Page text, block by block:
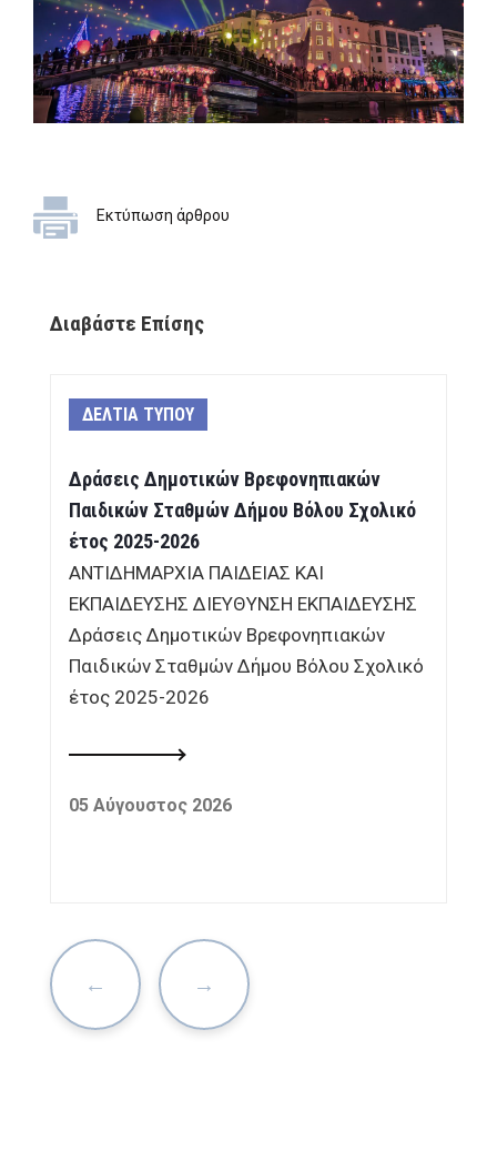
Εκτύπωση άρθρου
Διαβάστε Επίσης
ΔΕΛΤΙΑ ΤΥΠΟΥ
Δράσεις Δημοτικών Βρεφονηπιακών
Παιδικών Σταθμών Δήμου Βόλου Σχολικό
έτος 2025-2026
ΑΝΤΙΔΗΜΑΡΧΙΑ ΠΑΙΔΕΙΑΣ ΚΑΙ
ΕΚΠΑΙΔΕΥΣΗΣ ΔΙΕΥΘΥΝΣΗ ΕΚΠΑΙΔΕΥΣΗΣ
Δράσεις Δημοτικών Βρεφονηπιακών
Παιδικών Σταθμών Δήμου Βόλου Σχολικό
έτος 2025-2026
05 Αύγουστος 2026